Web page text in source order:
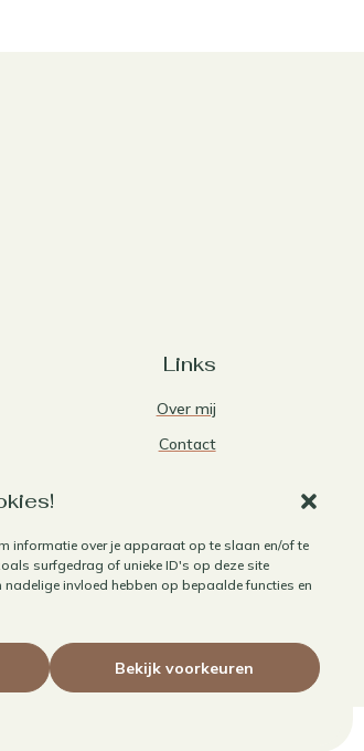
informatie over je apparaat op te slaan en/of te
surfgedrag of unieke ID's op deze site
invloed hebben op bepaalde functies en
Bekijk voorkeuren
Links
Over mij
Contact
Cookiebeleid
Herroepen aankoop